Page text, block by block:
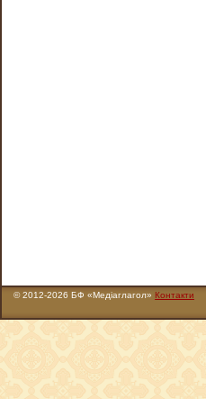
© 2012-2026 БФ «Медіаглагол» Контакти